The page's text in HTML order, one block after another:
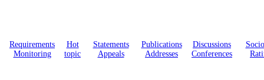
Requirements
Monitoring
Hot
topic
Statements
Appeals
Publications
Addresses
Discussions
Conferences